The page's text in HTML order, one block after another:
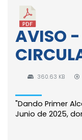
AVISO
360.63 KB
"Dando Primer
Junio de 2025,